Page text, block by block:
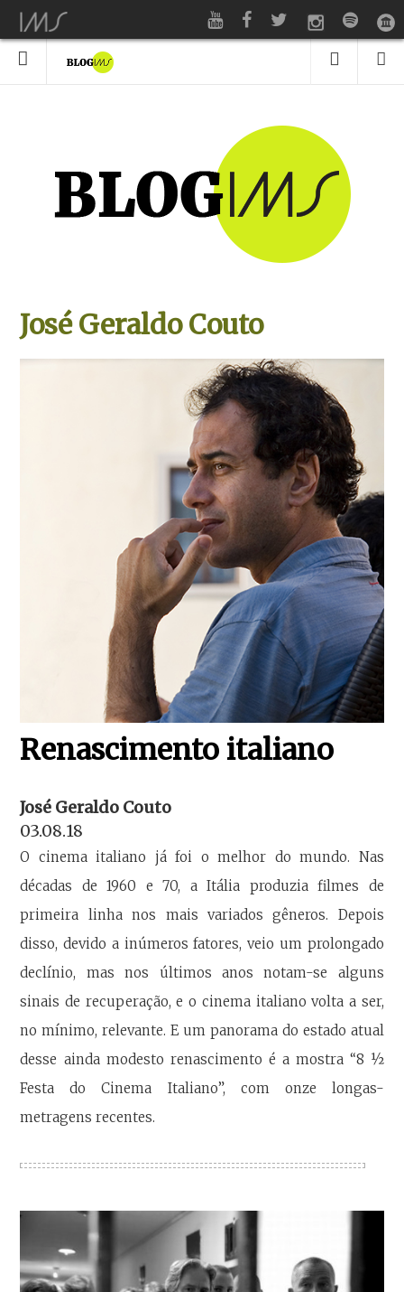
José Geraldo Couto
Renascimento italiano
José Geraldo Couto
03.08.18
O cinema italiano já foi o melhor do mundo. Nas
décadas de 1960 e 70, a Itália produzia filmes de
primeira linha nos mais variados gêneros. Depois
disso, devido a inúmeros fatores, veio um prolongado
declínio, mas nos últimos anos notam-se alguns
sinais de recuperação, e o cinema italiano volta a ser,
no mínimo, relevante. E um panorama do estado atual
desse ainda modesto renascimento é a mostra “8 ½
Festa do Cinema Italiano”, com onze longas-
metragens recentes.